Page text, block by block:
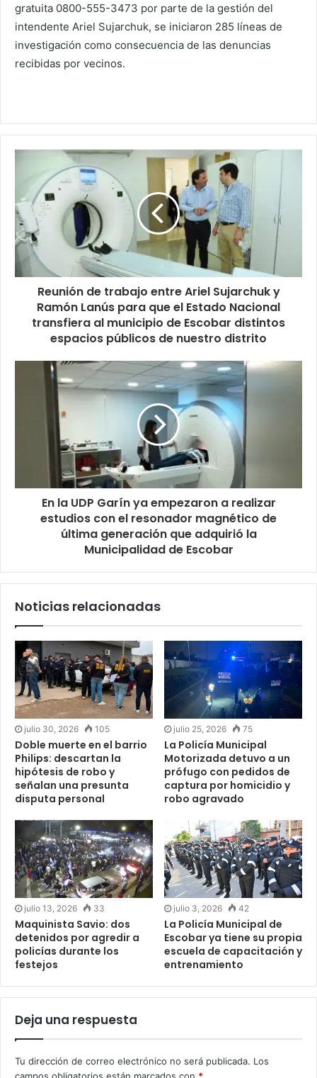
gratuita 0800-555-3473 por parte de la gestión del
intendente Ariel Sujarchuk, se iniciaron 285 líneas de
investigación como consecuencia de las denuncias
recibidas por vecinos.
Reunión de trabajo entre Ariel Sujarchuk y
Ramón Lanús para que el Estado Nacional
transfiera al municipio de Escobar distintos
espacios públicos de nuestro distrito
En la UDP Garín ya empezaron a realizar
estudios con el resonador magnético de
última generación que adquirió la
Municipalidad de Escobar
Noticias relacionadas
julio 30, 2026 105
Doble muerte en el barrio
Philips: descartan la
hipótesis de robo y
señalan una presunta
disputa personal
julio 25, 2026 75
La Policía Municipal
Motorizada detuvo a un
prófugo con pedidos de
captura por homicidio y
robo agravado
julio 13, 2026 33
Maquinista Savio: dos
detenidos por agredir a
policías durante los
festejos
julio 3, 2026 42
La Policía Municipal de
Escobar ya tiene su propia
escuela de capacitación y
entrenamiento
Deja una respuesta
Tu dirección de correo electrónico no será publicada. Los